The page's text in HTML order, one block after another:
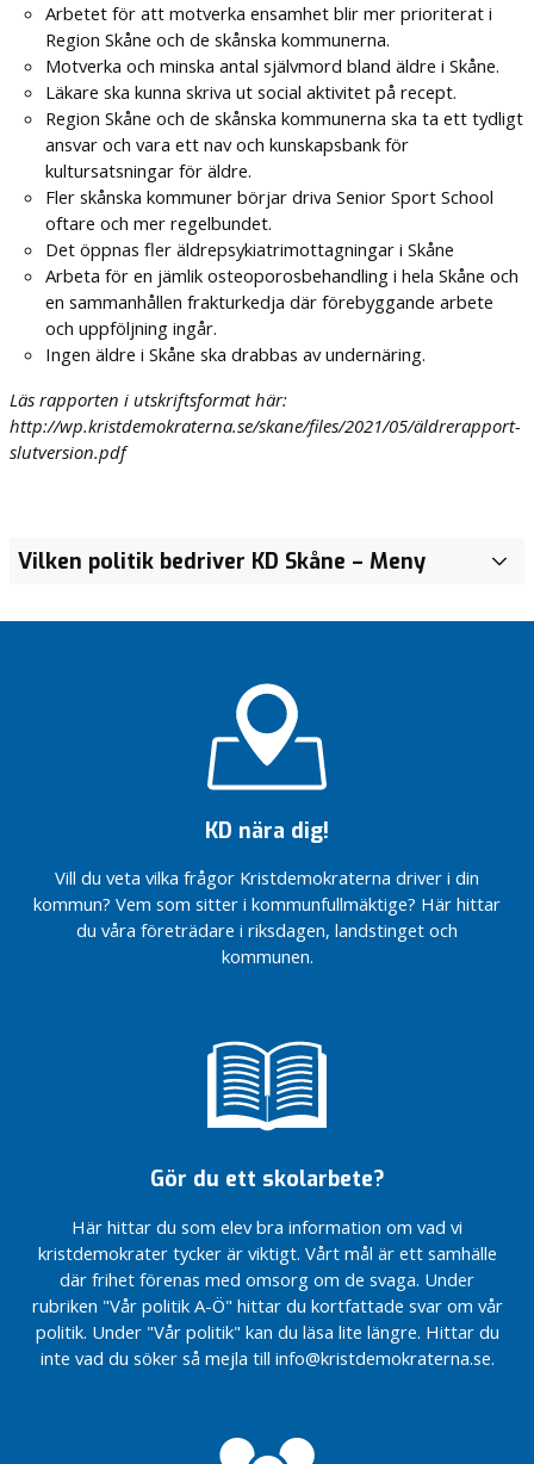
Arbetet för att motverka ensamhet blir mer prioriterat i
Region Skåne och de skånska kommunerna.
Motverka och minska antal självmord bland äldre i Skåne.
Läkare ska kunna skriva ut social aktivitet på recept.
Region Skåne och de skånska kommunerna ska ta ett tydligt
ansvar och vara ett nav och kunskapsbank för
kultursatsningar för äldre.
Fler skånska kommuner börjar driva Senior Sport School
oftare och mer regelbundet.
Det öppnas fler äldrepsykiatrimottagningar i Skåne
Arbeta för en jämlik osteoporosbehandling i hela Skåne och
en sammanhållen frakturkedja där förebyggande arbete
och uppföljning ingår.
Ingen äldre i Skåne ska drabbas av undernäring.
Läs rapporten i utskriftsformat här:
http://wp.kristdemokraterna.se/skane/files/2021/05/äldrerapport-
slutversion.pdf
Vilken politik bedriver KD Skåne – Meny
i
agenda i Skåne
ungdomsdomstolar
Bygg en
fast HH-
förbindelse
KD nära dig!
Vill du veta vilka frågor Kristdemokraterna driver i din
kommun? Vem som sitter i kommunfullmäktige? Här hittar
du våra företrädare i riksdagen, landstinget och
kommunen.
Gör du ett skolarbete?
Här hittar du som elev bra information om vad vi
kristdemokrater tycker är viktigt. Vårt mål är ett samhälle
där frihet förenas med omsorg om de svaga. Under
rubriken "Vår politik A-Ö" hittar du kortfattade svar om vår
politik. Under "Vår politik" kan du läsa lite längre. Hittar du
inte vad du söker så mejla till info@kristdemokraterna.se.